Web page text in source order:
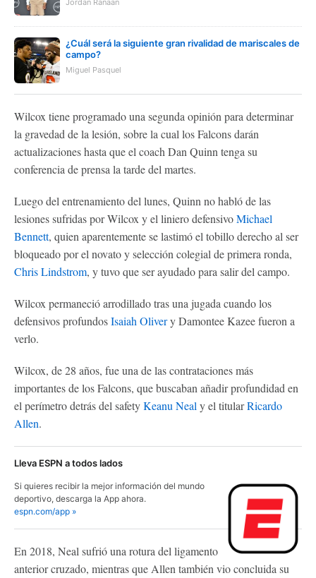
Jordan Ranaan
¿Cuál será la siguiente gran rivalidad de mariscales de
campo?
Miguel Pasquel
Wilcox tiene programado una segunda opinión para determinar
la gravedad de la lesión, sobre la cual los Falcons darán
actualizaciones hasta que el coach Dan Quinn tenga su
conferencia de prensa la tarde del martes.
Luego del entrenamiento del lunes, Quinn no habló de las
lesiones sufridas por Wilcox y el liniero defensivoMichael
Bennett, quien aparentemente se lastimó el tobillo derecho al ser
bloqueado por el novato y selección colegial de primera ronda,
Chris Lindstrom, y tuvo que ser ayudado para salir del campo.
Wilcox permaneció arrodillado tras una jugada cuando los
defensivos profundosIsaiah Olivery Damontee Kazee fueron a
verlo.
Wilcox, de 28 años, fue una de las contrataciones más
importantes de los Falcons, que buscaban añadir profundidad en
el perímetro detrás del safetyKeanu Neal y el titularRicardo
Allen.
Lleva ESPN a todos lados
Si quieres recibir la mejor información del mundo
deportivo, descarga la App ahora.
espn.com/app »
En 2018, Neal sufrió una rotura del ligamento
anterior cruzado, mientras que Allen también vio concluida su